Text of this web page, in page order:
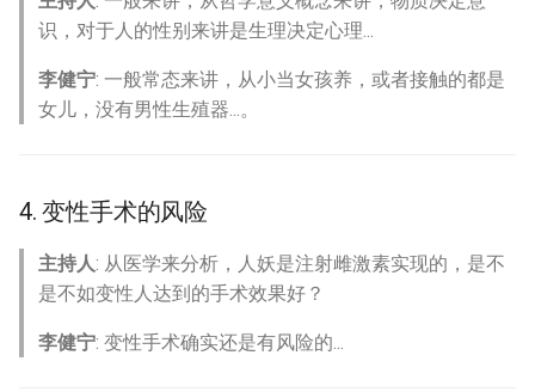
识，对于人的性别来讲是生理决定心理...
李健宁: 一般常态来讲，从小当女孩养，或者接触的都是
女儿，没有男性生殖器...。
4. 变性手术的风险
主持人: 从医学来分析，人妖是注射雌激素实现的，是不
是不如变性人达到的手术效果好？
李健宁: 变性手术确实还是有风险的...